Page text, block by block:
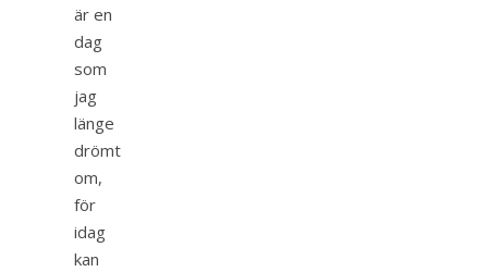
är en
dag
som
jag
länge
drömt
om,
för
idag
kan